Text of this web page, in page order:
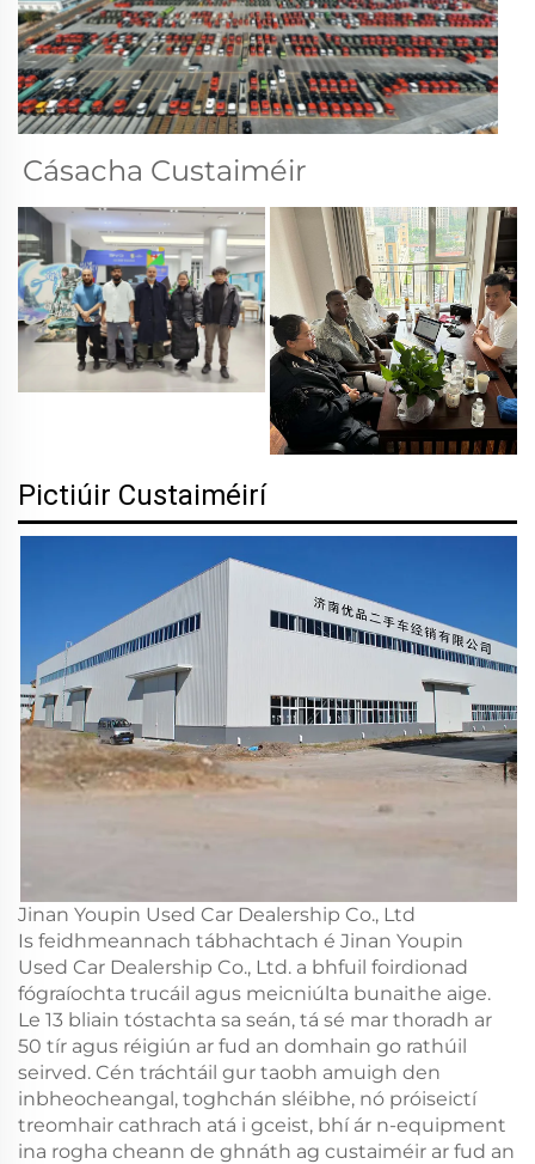
Cásacha Custaiméir
Pictiúir Custaiméirí
Jinan Youpin Used Car Dealership Co., Ltd
Is feidhmeannach tábhachtach é Jinan Youpin
Used Car Dealership Co., Ltd. a bhfuil foirdionad
fógraíochta trucáil agus meicniúlta bunaithe aige.
Le 13 bliain tóstachta sa seán, tá sé mar thoradh ar
50 tír agus réigiún ar fud an domhain go rathúil
seirved. Cén tráchtáil gur taobh amuigh den
inbheocheangal, toghchán sléibhe, nó próiseictí
treomhair cathrach atá i gceist, bhí ár n-equipment
ina rogha cheann de ghnáth ag custaiméir ar fud an